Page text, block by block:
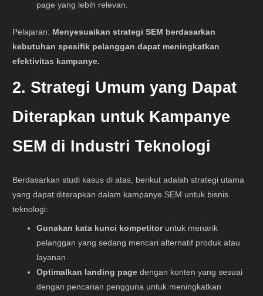
page yang lebih relevan.
Pelajaran: Menyesuaikan strategi SEM berdasarkan
kebutuhan spesifik pelanggan dapat meningkatkan
efektivitas kampanye.
2. Strategi Umum yang Dapat
Diterapkan untuk Kampanye
SEM di Industri Teknologi
Berdasarkan studi kasus di atas, berikut adalah strategi utama
yang dapat diterapkan dalam kampanye SEM untuk bisnis
teknologi:
Gunakan kata kunci kompetitoruntuk menarik
pelanggan yang sedang mencari alternatif produk atau
layanan.
Optimalkan landing page dengan konten yang sesuai
dengan pencarian pengguna untuk meningkatkan